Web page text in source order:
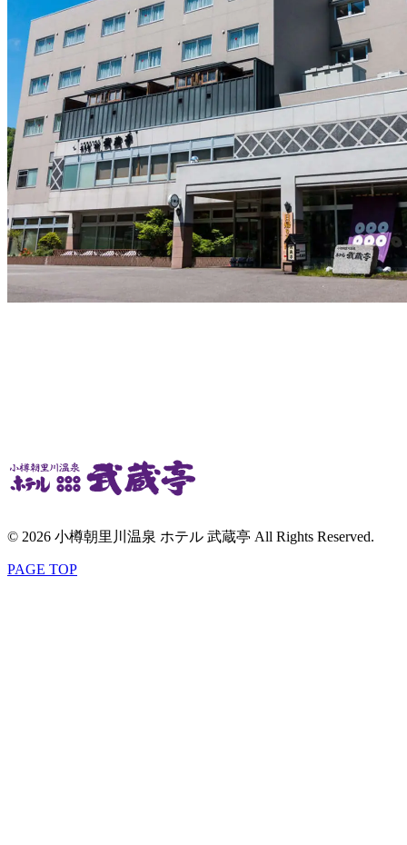
© 2026 小樽朝里川温泉 ホテル 武蔵亭 All Rights Reserved.
PAGE TOP